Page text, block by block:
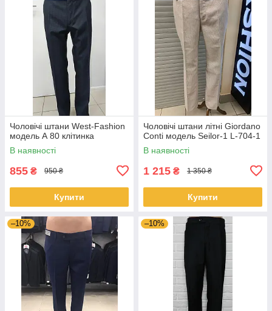
Чоловічі штани West-Fashion
модель А 80 клітинка
В наявності
855 ₴ 950 ₴
Купити
Чоловічі штани літні Giordano
Conti модель Seilor-1 L-704-1
В наявності
1 215 ₴ 1 350 ₴
Купити
–10% –10%